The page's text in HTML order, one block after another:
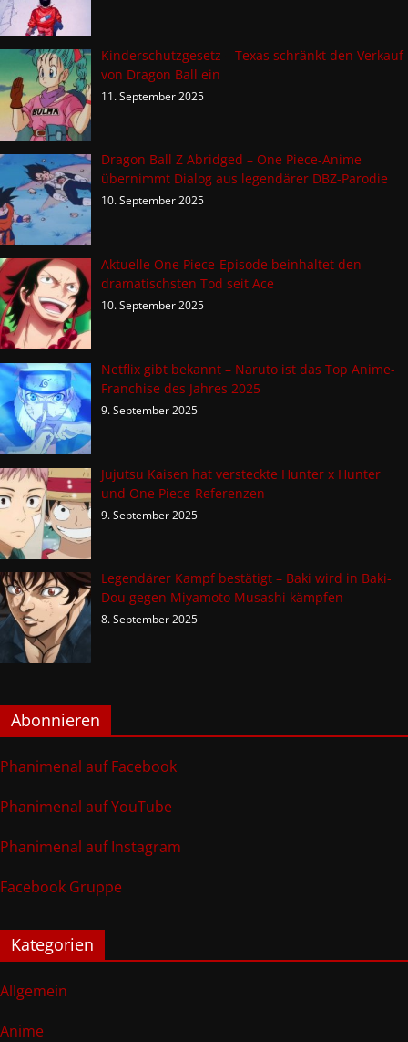
Kinderschutzgesetz – Texas schränkt den Verkauf
von Dragon Ball ein
11. September 2025
Dragon Ball Z Abridged – One Piece-Anime
übernimmt Dialog aus legendärer DBZ-Parodie
10. September 2025
Aktuelle One Piece-Episode beinhaltet den
dramatischsten Tod seit Ace
10. September 2025
Netflix gibt bekannt – Naruto ist das Top Anime-
Franchise des Jahres 2025
9. September 2025
Jujutsu Kaisen hat versteckte Hunter x Hunter
und One Piece-Referenzen
9. September 2025
Legendärer Kampf bestätigt – Baki wird in Baki-
Dou gegen Miyamoto Musashi kämpfen
8. September 2025
Abonnieren
Phanimenal auf Facebook
Phanimenal auf YouTube
Phanimenal auf Instagram
Facebook Gruppe
Kategorien
Allgemein
Anime